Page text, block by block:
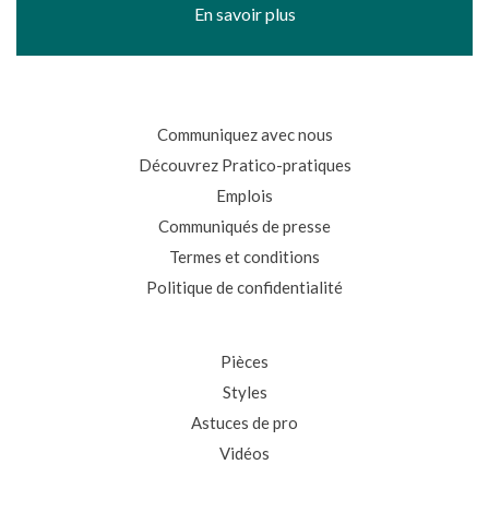
En savoir plus
Communiquez avec nous
Découvrez Pratico-pratiques
Emplois
Communiqués de presse
Termes et conditions
Politique de confidentialité
Pièces
Styles
Astuces de pro
Vidéos